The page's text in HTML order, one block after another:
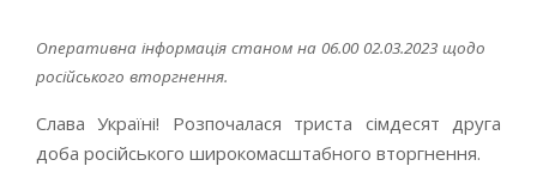
Оперативна інформація станом на 06.00 02.03.2023 щодо
російського вторгнення.
Слава Україні! Розпочалася триста сімдесят друга
доба російського широкомасштабного вторгнення.